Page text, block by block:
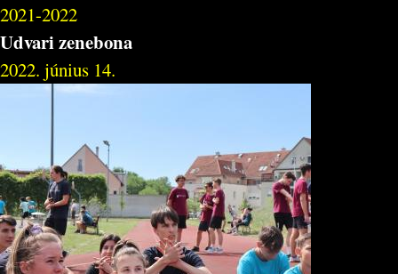
2021-2022
Udvari zenebona
2022. június 14.